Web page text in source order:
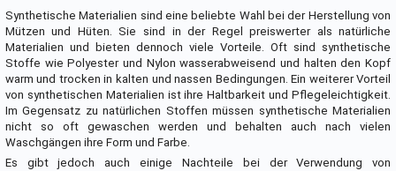
Synthetische Materialien sind eine beliebte Wahl bei der Herstellung von
Mützen und Hüten. Sie sind in der Regel preiswerter als natürliche
Materialien und bieten dennoch viele Vorteile. Oft sind synthetische
Stoffe wie Polyester und Nylon wasserabweisend und halten den Kopf
warm und trocken in kalten und nassen Bedingungen. Ein weiterer Vorteil
von synthetischen Materialien ist ihre Haltbarkeit und Pflegeleichtigkeit.
Im Gegensatz zu natürlichen Stoffen müssen synthetische Materialien
nicht so oft gewaschen werden und behalten auch nach vielen
Waschgängen ihre Form und Farbe.
Es gibt jedoch auch einige Nachteile bei der Verwendung von